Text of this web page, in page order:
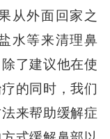
从外面回家之
水等来清理鼻
了建议他在使
的同时，我们
来帮助缓解症